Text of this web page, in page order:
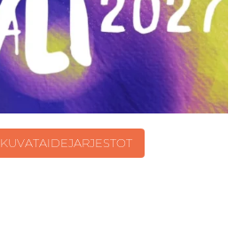
KUVATAIDEJARJESTOT